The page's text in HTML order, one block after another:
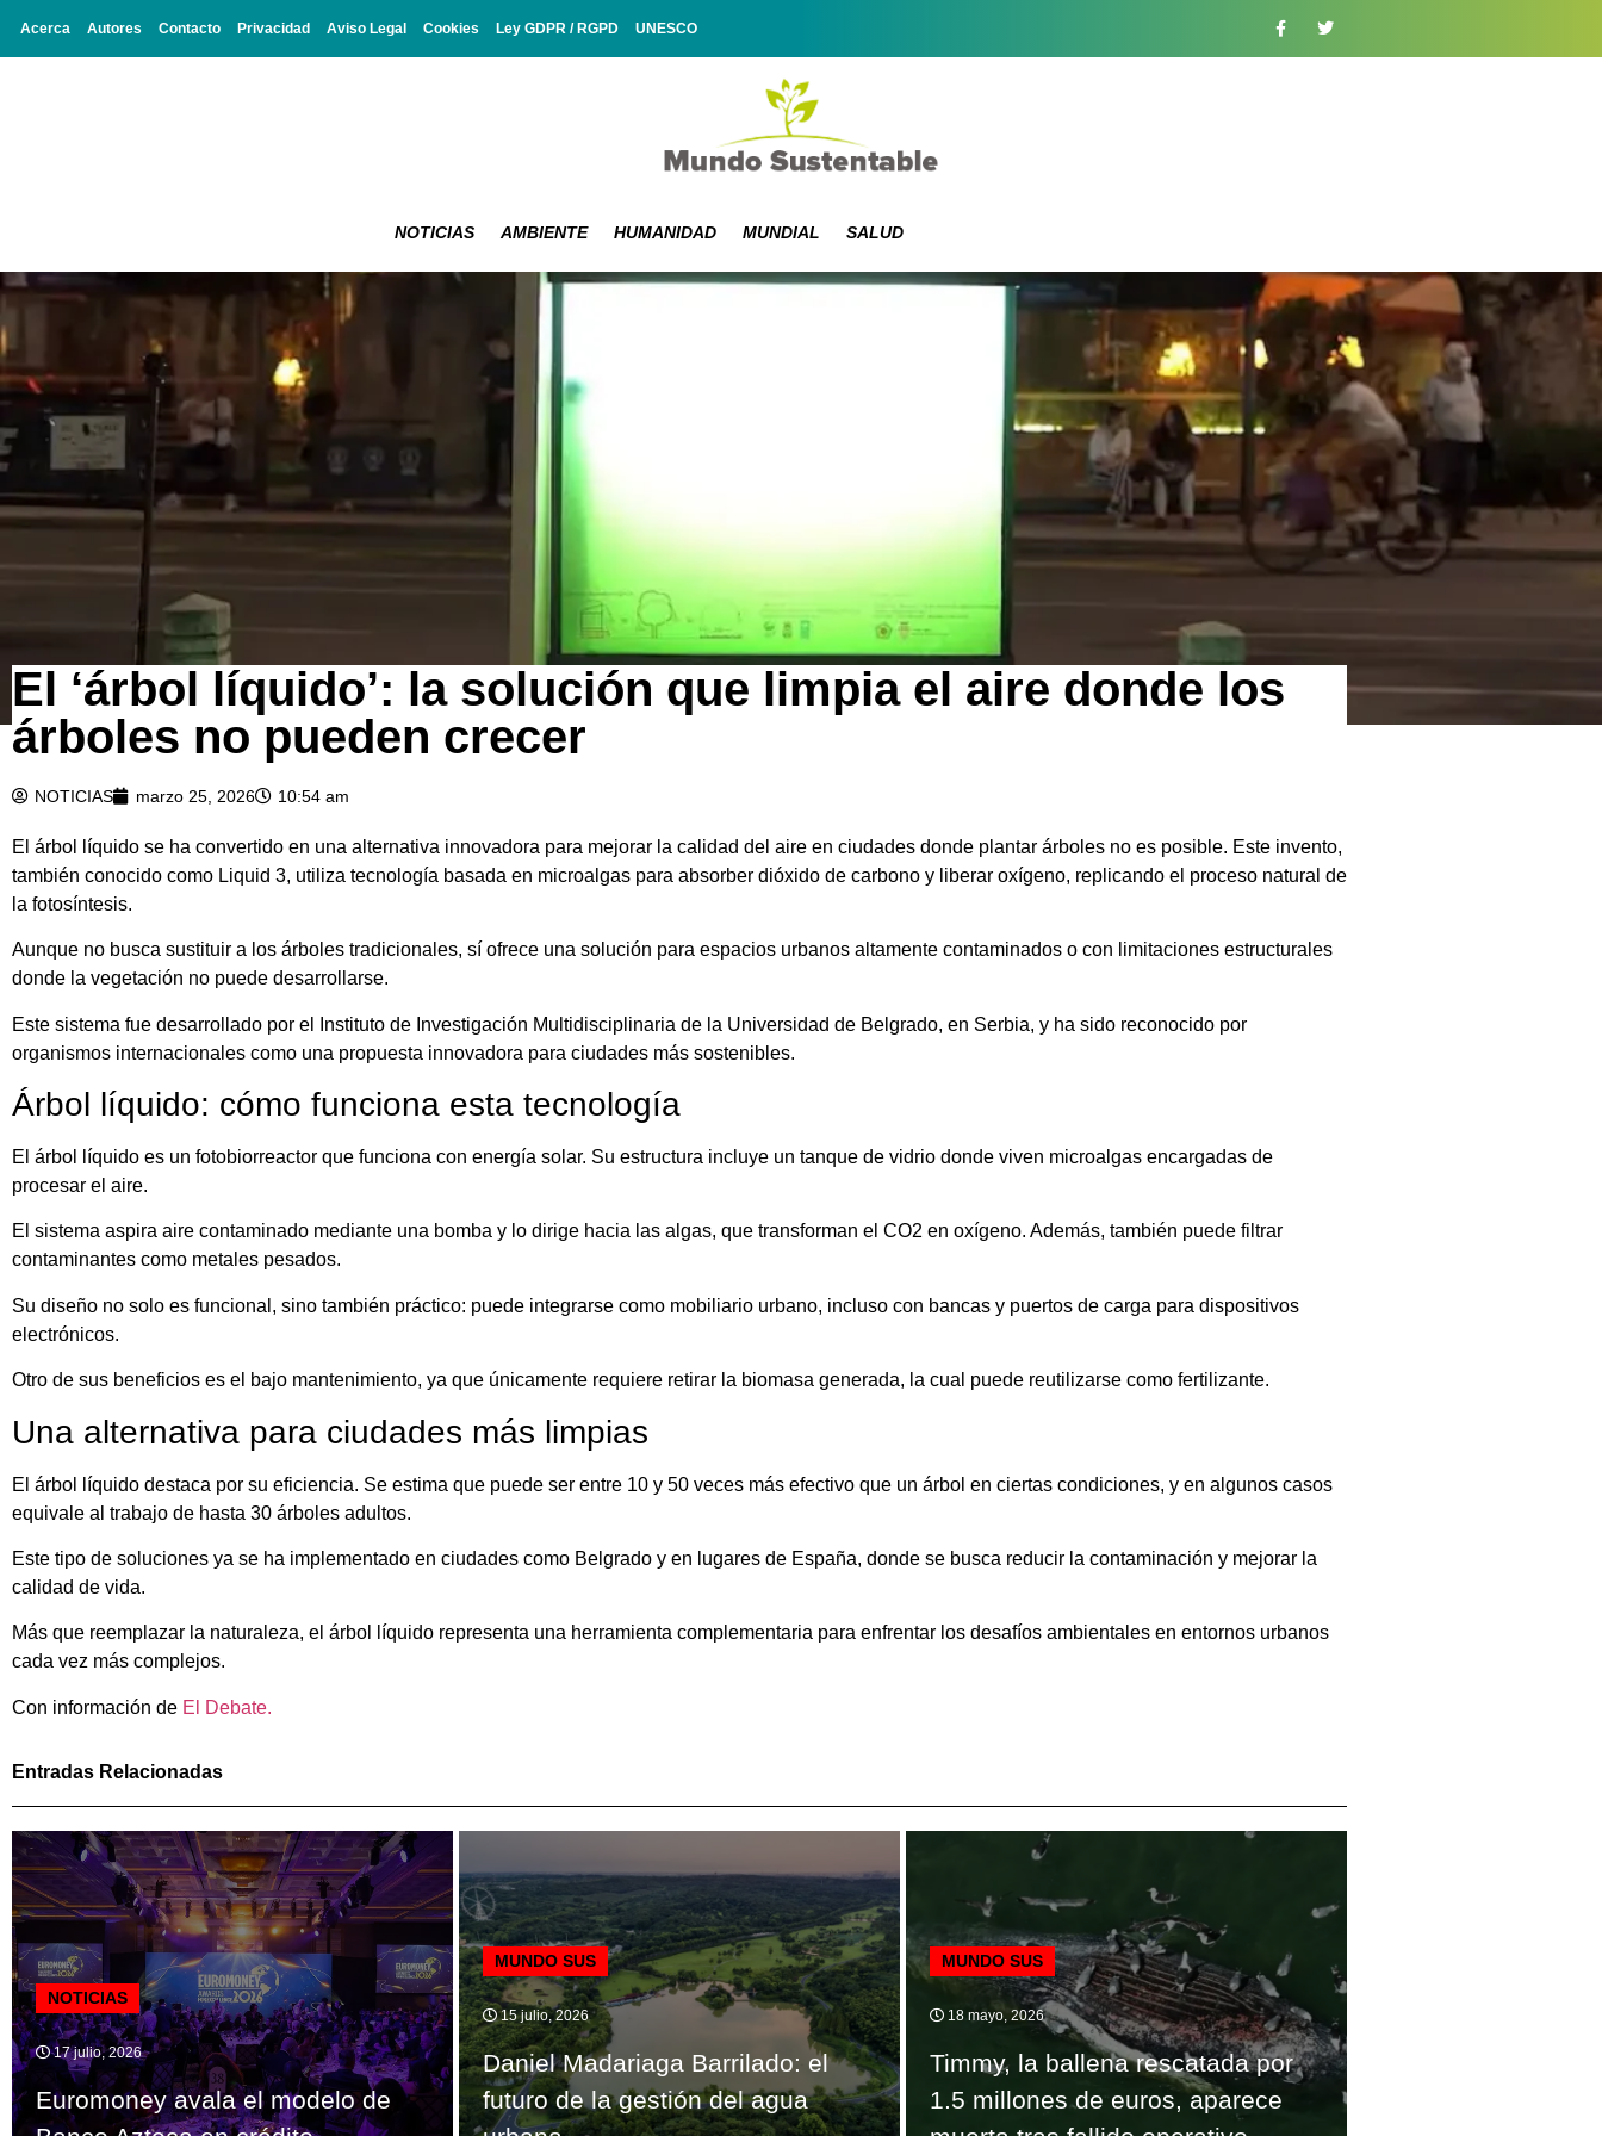
Acerca Autores Contacto Privacidad Aviso Legal Cookies Ley GDPR / RGPD UNESCO
NOTICIAS AMBIENTE HUMANIDAD MUNDIAL SALUD
El ‘árbol líquido’: la solución que limpia el aire donde los
árboles no pueden crecer
NOTICIAS marzo 25, 2026 10:54 am
El árbol líquido se ha convertido en una alternativa innovadora para mejorar la calidad del aire en ciudades donde plantar árboles no es posible. Este invento,
también conocido como Liquid 3, utiliza tecnología basada en microalgas para absorber dióxido de carbono y liberar oxígeno, replicando el proceso natural de
la fotosíntesis.
Aunque no busca sustituir a los árboles tradicionales, sí ofrece una solución para espacios urbanos altamente contaminados o con limitaciones estructurales
donde la vegetación no puede desarrollarse.
Este sistema fue desarrollado por el Instituto de Investigación Multidisciplinaria de la Universidad de Belgrado, en Serbia, y ha sido reconocido por
organismos internacionales como una propuesta innovadora para ciudades más sostenibles.
Árbol líquido: cómo funciona esta tecnología
El árbol líquido es un fotobiorreactor que funciona con energía solar. Su estructura incluye un tanque de vidrio donde viven microalgas encargadas de
procesar el aire.
El sistema aspira aire contaminado mediante una bomba y lo dirige hacia las algas, que transforman el CO2 en oxígeno. Además, también puede filtrar
contaminantes como metales pesados.
Su diseño no solo es funcional, sino también práctico: puede integrarse como mobiliario urbano, incluso con bancas y puertos de carga para dispositivos
electrónicos.
Otro de sus beneficios es el bajo mantenimiento, ya que únicamente requiere retirar la biomasa generada, la cual puede reutilizarse como fertilizante.
Una alternativa para ciudades más limpias
El árbol líquido destaca por su eficiencia. Se estima que puede ser entre 10 y 50 veces más efectivo que un árbol en ciertas condiciones, y en algunos casos
equivale al trabajo de hasta 30 árboles adultos.
Este tipo de soluciones ya se ha implementado en ciudades como Belgrado y en lugares de España, donde se busca reducir la contaminación y mejorar la
calidad de vida.
Más que reemplazar la naturaleza, el árbol líquido representa una herramienta complementaria para enfrentar los desafíos ambientales en entornos urbanos
cada vez más complejos.
Con información de El Debate.
Entradas Relacionadas
NOTICIAS
17 julio, 2026
Euromoney avala el modelo de
MUNDO SUS
15 julio, 2026
Daniel Madariaga Barrilado: el
futuro de la gestión del agua
MUNDO SUS
18 mayo, 2026
Timmy, la ballena rescatada por
1.5 millones de euros, aparece